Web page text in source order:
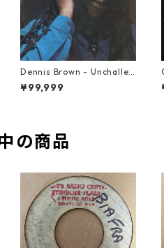
Dennis Brown - Unchallen
ged【LP-70046】
¥99,999
の商品